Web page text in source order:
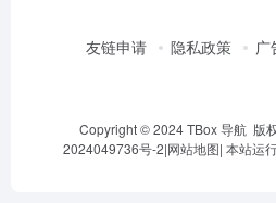
友链申请 隐私政策 广
Copyright © 2024 TBox 导航 版
2024049736号-2|网站地图| 本站运